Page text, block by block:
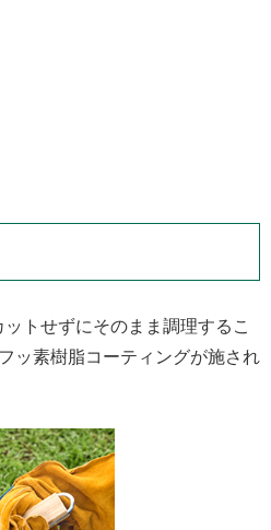
トせずにそのまま調理するこ
ッ素樹脂コーティングが施され